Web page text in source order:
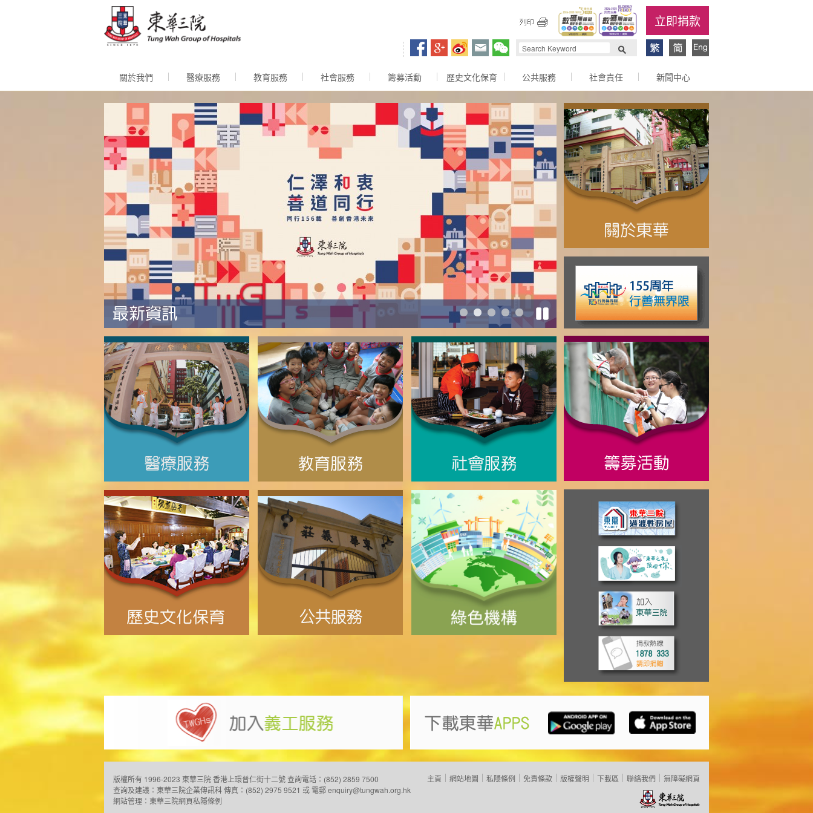
立即捐款
關於我們 醫療服務 教育服務 社會服務 籌募活動 歷史文化保育 公共服務 社會責任 新聞中心
版權所有 1996-2023 東華三院香港上環普仁街十二號查詢電話：(852) 2859 7500
查詢及建議： 東華三院企業傳訊科傳真：(852) 2975 9521 或 電郵enquiry@tungwah.org.hk
網站管理： 東華三院網頁私隱條例
主頁 網站地圖 私隱條例 免責條款 版權聲明 下載區 聯絡我們 無障礙網頁